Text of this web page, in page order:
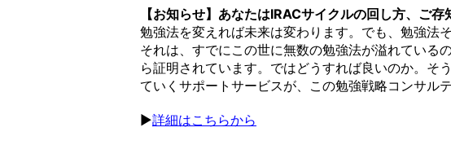
【お知らせ】あなたはIRACサイクルの回し方、ご存
勉強法を変えれば未来は変わります。でも、勉強法
それは、すでにこの世に無数の勉強法が溢れている
ら証明されています。ではどうすれば良いのか。そ
ていくサポートサービスが、この勉強戦略コンサルテ
▶︎詳細はこちらから